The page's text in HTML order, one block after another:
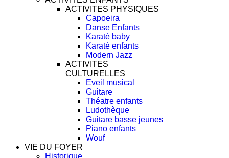
ACTIVITES PHYSIQUES
Capoeira
Danse Enfants
Karaté baby
Karaté enfants
Modern Jazz
ACTIVITES
CULTURELLES
Eveil musical
Guitare
Théatre enfants
Ludothèque
Guitare basse jeunes
Piano enfants
Wouf
VIE DU FOYER
Historique